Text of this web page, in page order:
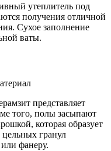
утеплитель под
получения отличной
Сухое заполнение
ваты.
представляет
того, полы засыпают
которая образует
гранул
фанеру.